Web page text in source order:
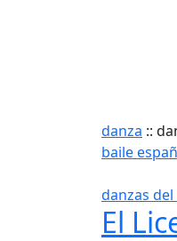
danza ::
baile
danzas
El